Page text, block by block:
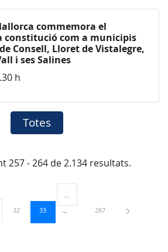
commemora el
constitució com a municipis
Consell, Lloret de Vistalegre,
i ses Salines
h
Totes
257 - 264 de 2.134 resultats.
intermèdies Utilitzeu TAB per navegar.
Pàgina
32 Pàgina
33
Pàgines intermèdies Utilitzeu
Pàgina
267